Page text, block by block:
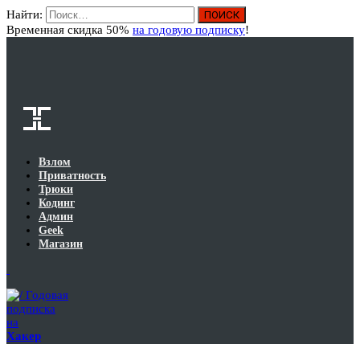
Найти:
Временная скидка 50% на годовую подписку!
Взлом
Приватность
Трюки
Кодинг
Админ
Geek
Магазин
Годовая
подписка
на
Хакер